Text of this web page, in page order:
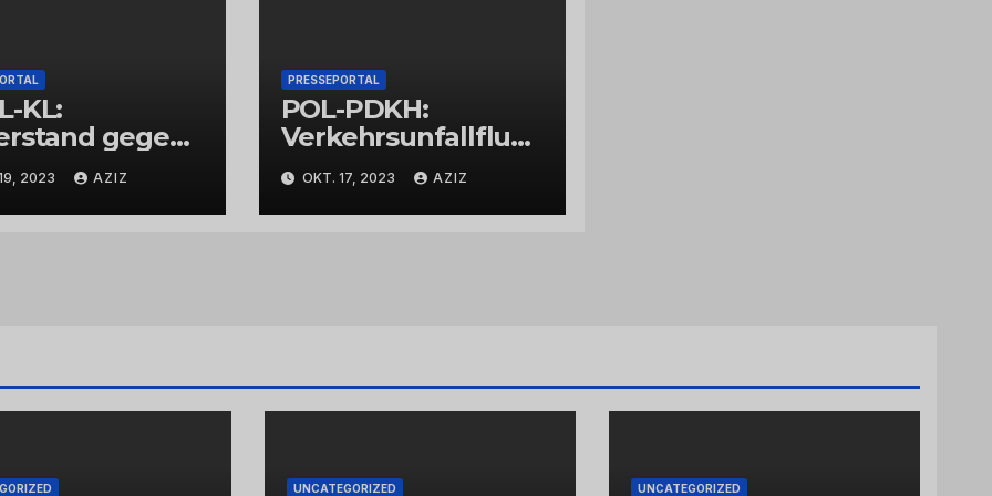
KL:
gegen
2023 AZIZ
PRESSEPORTAL
POL-PDKH:
Verkehrsunfallfluch
t nach
Abbiegevorgang
OKT. 17, 2023 AZIZ
UNCATEGORIZED UNCATEGORIZED